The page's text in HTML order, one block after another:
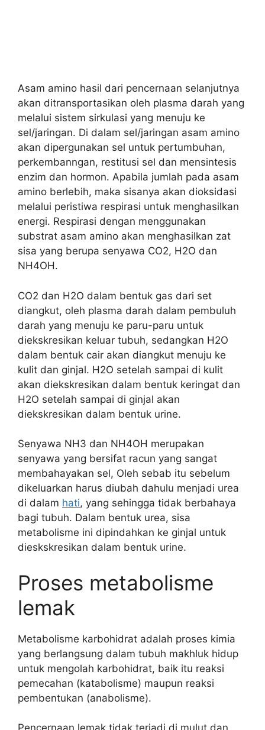
Asam amino hasil dari pencernaan selanjutnya
akan ditransportasikan oleh plasma darah yang
melalui sistem sirkulasi yang menuju ke
sel/jaringan. Di dalam sel/jaringan asam amino
akan dipergunakan sel untuk pertumbuhan,
perkembanngan, restitusi sel dan mensintesis
enzim dan hormon. Apabila jumlah pada asam
amino berlebih, maka sisanya akan dioksidasi
melalui peristiwa respirasi untuk menghasilkan
energi. Respirasi dengan menggunakan
substrat asam amino akan menghasilkan zat
sisa yang berupa senyawa CO2, H2O dan
NH4OH.
CO2 dan H2O dalam bentuk gas dari set
diangkut, oleh plasma darah dalam pembuluh
darah yang menuju ke paru-paru untuk
diekskresikan keluar tubuh, sedangkan H2O
dalam bentuk cair akan diangkut menuju ke
kulit dan ginjal. H2O setelah sampai di kulit
akan diekskresikan dalam bentuk keringat dan
H2O setelah sampai di ginjal akan
diekskresikan dalam bentuk urine.
Senyawa NH3 dan NH4OH merupakan
senyawa yang bersifat racun yang sangat
membahayakan sel, Oleh sebab itu sebelum
dikeluarkan harus diubah dahulu menjadi urea
di dalam hati, yang sehingga tidak berbahaya
bagi tubuh. Dalam bentuk urea, sisa
metabolisme ini dipindahkan ke ginjal untuk
dieskskresikan dalam bentuk urine.
Proses metabolisme
lemak
Metabolisme karbohidrat adalah proses kimia
yang berlangsung dalam tubuh makhluk hidup
untuk mengolah karbohidrat, baik itu reaksi
pemecahan (katabolisme) maupun reaksi
pembentukan (anabolisme).
Pencernaan lemak tidak terjadi di mulut dan